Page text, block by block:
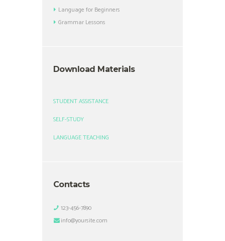
Language for Beginners
Grammar Lessons
Download Materials
STUDENT ASSISTANCE
SELF-STUDY
LANGUAGE TEACHING
Contacts
123-456-7890
info@yoursite.com